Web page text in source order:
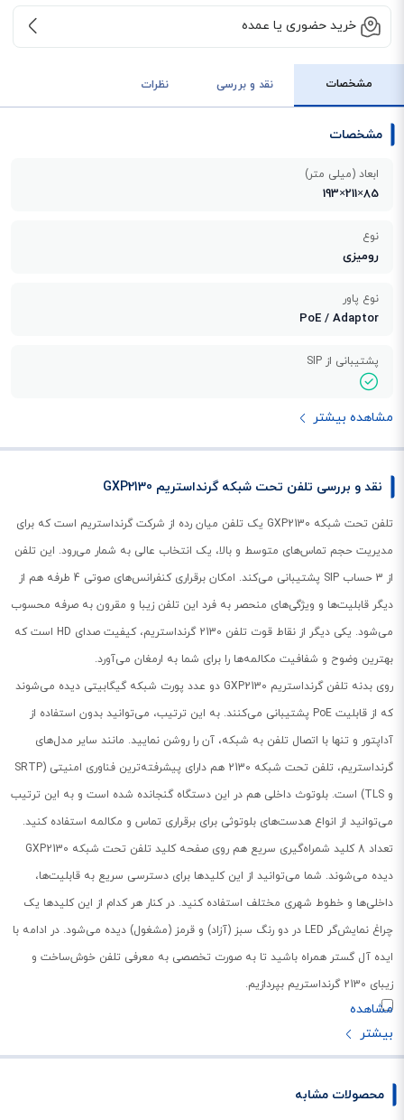
خرید حضوری یا عمده
مشخصات نقد و بررسی نظرات
مشخصات
ابعاد (میلی متر)
85×211×193
نوع
رومیزی
نوع پاور
PoE / Adaptor
پشتیبانی از SIP
مشاهده بیشتر
نقد و بررسی تلفن تحت شبکه گرنداستریم GXP2130
تلفن تحت شبکه GXP2130 یک تلفن میان رده از شرکت گرنداستریم است که برای
مدیریت حجم تماس‌های متوسط و بالا، یک انتخاب عالی به شمار می‌رود. این تلفن
از 3 حساب SIP پشتیبانی می‌کند. امکان برقراری کنفرانس‌های صوتی 4 طرفه هم از
دیگر قابلیت‌ها و ویژگی‌های منحصر به فرد این تلفن زیبا و مقرون به صرفه محسوب
می‌شود. یکی دیگر از نقاط قوت تلفن 2130 گرنداستریم، کیفیت صدای HD است که
بهترین وضوح و شفافیت مکالمه‌ها را برای شما به ارمغان می‌آورد.
روی بدنه تلفن گرنداستریم GXP2130 دو عدد پورت شبکه گیگابیتی دیده می‌شوند
که از قابلیت PoE پشتیبانی می‌کنند. به این ترتیب، می‌توانید بدون استفاده از
آداپتور و تنها با اتصال تلفن به شبکه، آن را روشن نمایید. مانند سایر مدل‌های
گرنداستریم، تلفن تحت شبکه 2130 هم دارای پیشرفته‌ترین فناوری امنیتی (SRTP
و TLS) است. بلوتوث داخلی هم در این دستگاه گنجانده شده است و به این ترتیب
می‌توانید از انواع هدست‌های بلوتوثی برای برقراری تماس و مکالمه استفاده کنید.
تعداد 8 کلید شمراه‌گیری سریع هم روی صفحه کلید تلفن تحت شبکه GXP2130
دیده می‌شوند. شما می‌توانید از این کلیدها برای دسترسی سریع به قابلیت‌‌ها،
داخلی‌ها و خطوط شهری مختلف استفاده کنید. در کنار هر کدام از این کلیدها یک
چراغ نمایش‌گر LED در دو رنگ سبز (آزاد) و قرمز (مشغول) دیده می‌شود. در ادامه با
ایده آل گستر همراه باشید تا به صورت تخصصی به معرفی تلفن خوش‌ساخت و
زیبای 2130 گرنداستریم بپردازیم.
پشتیبانی از هدست
زمانی که گوشی تلفن در دست دارید، دامنه حرکتی شما محدود خواهد بود. با
استفاده از هدست در تلفن های گرنداستریم، می‌توانید آزادانه قدم بزنید و همچنان
محصولات مشابه